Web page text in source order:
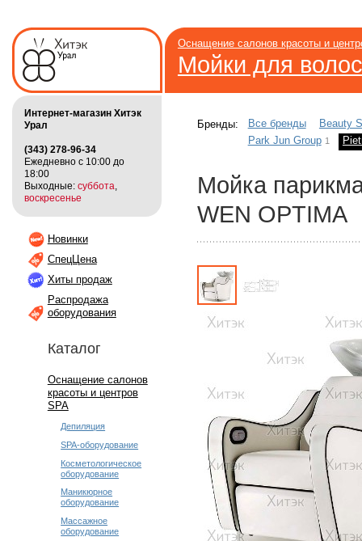
Оснащение салонов красоты и
Мойки для волос
Интернет-магазин Хитэк
Урал
(343) 278-96-34
Ежедневно с 10:00 до
18:00
Выходные: суббота
воскресенье
Новинки
СпецЦена
Хиты продаж
Распродажа
оборудования
Каталог
Оснащение салонов
красоты и центров
SPA
Депиляция
SPA-оборудование
Косметологическое
оборудование
Маникюрное
оборудование
Массажное
оборудование
Бренды: Все бренды
Beauty
Park Jun Group 1
Мойка
WEN OPTIMA